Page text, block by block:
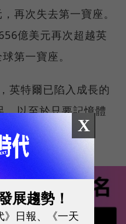
再次失去第一寶座。
億美元再次超越英
第一寶座。
英特爾已陷入成長的
，以至於只要記憶體
越英特爾。
X
展趨勢！
》日報、《一天